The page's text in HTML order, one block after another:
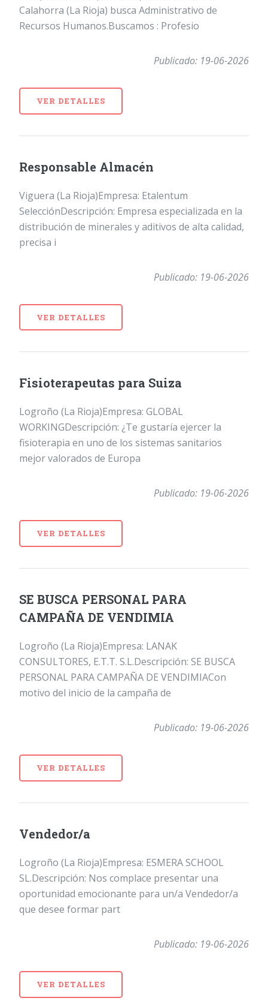
Calahorra (La Rioja) busca Administrativo de
Recursos Humanos.Buscamos : Profesio
Publicado: 19-06-2026
VER DETALLES
Responsable Almacén
Viguera (La Rioja)Empresa: Etalentum
SelecciónDescripción: Empresa especializada en la
distribución de minerales y aditivos de alta calidad,
precisa i
Publicado: 19-06-2026
VER DETALLES
Fisioterapeutas para Suiza
Logroño (La Rioja)Empresa: GLOBAL
WORKINGDescripción: ¿Te gustaría ejercer la
fisioterapia en uno de los sistemas sanitarios
mejor valorados de Europa
Publicado: 19-06-2026
VER DETALLES
SE BUSCA PERSONAL PARA
CAMPAÑA DE VENDIMIA
Logroño (La Rioja)Empresa: LANAK
CONSULTORES, E.T.T. S.L.Descripción: SE BUSCA
PERSONAL PARA CAMPAÑA DE VENDIMIACon
motivo del inicio de la campaña de
Publicado: 19-06-2026
VER DETALLES
Vendedor/a
Logroño (La Rioja)Empresa: ESMERA SCHOOL
SL.Descripción: Nos complace presentar una
oportunidad emocionante para un/a Vendedor/a
que desee formar part
Publicado: 19-06-2026
VER DETALLES